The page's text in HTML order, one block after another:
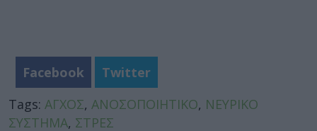
Facebook
Twitter
Tags: ΑΓΧΟΣ, ΑΝΟΣΟΠΟΙΗΤΙΚΟ, ΝΕΥΡΙΚΟ
ΣΥΣΤΗΜΑ, ΣΤΡΕΣ